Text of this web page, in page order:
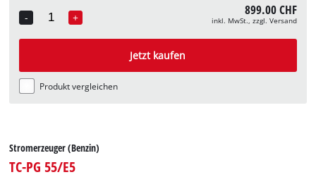
-
Quantity
+ 899.00 CHF
inkl. MwSt., zzgl. Versand
Jetzt kaufen
Produkt vergleichen
Stromerzeuger (Benzin)
TC-PG 55/E5